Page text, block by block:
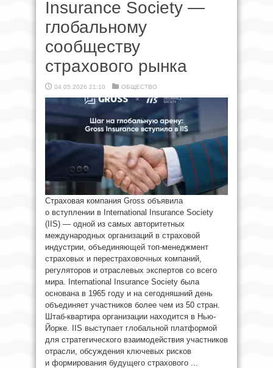
Insurance Society —
глобальному
сообществу
страхового рынка
04.05.2026 21:10 ОБЩЕСТВО
Страховая компания Gross объявила
о вступлении в International Insurance Society
(IIS) — одной из самых авторитетных
международных организаций в страховой
индустрии, объединяющей топ-менеджмент
страховых и перестраховочных компаний,
регуляторов и отраслевых экспертов со всего
мира. International Insurance Society была
основана в 1965 году и на сегодняшний день
объединяет участников более чем из 50 стран.
Штаб-квартира организации находится в Нью-
Йорке. IIS выступает глобальной платформой
для стратегического взаимодействия участников
отрасли, обсуждения ключевых рисков
и формирования будущего страхового ...